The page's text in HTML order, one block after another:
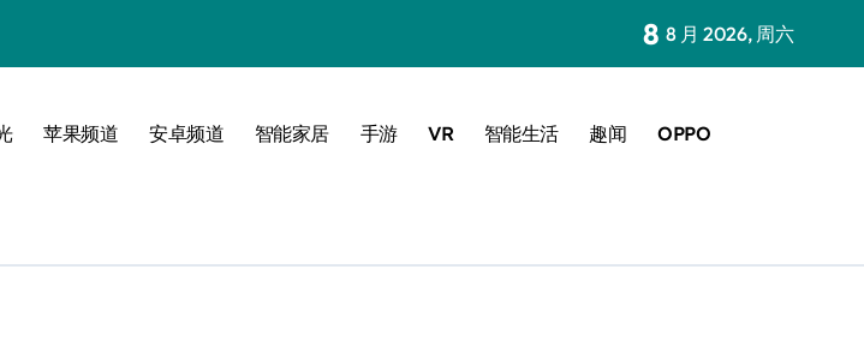
8 8 月 2026, 周六
苹果频道 安卓频道 智能家居 手游 VR 智能生活 趣闻 OPPO